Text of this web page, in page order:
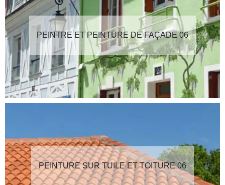
PEINTRE ET PEINTURE DE FAÇADE 06
PEINTURE SUR TUILE ET TOITURE 06